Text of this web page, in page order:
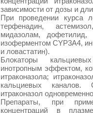
зависимости от дозы и
При проведении курса
терфенадин,
мидазолам, дофетилид,
изоферментом CYP3A4,
и ловастатин).
Блокаторы
инотропным эффектом,
итраконазола;
кальциевых каналов.
итраконазол
Препараты, при
концентраций в